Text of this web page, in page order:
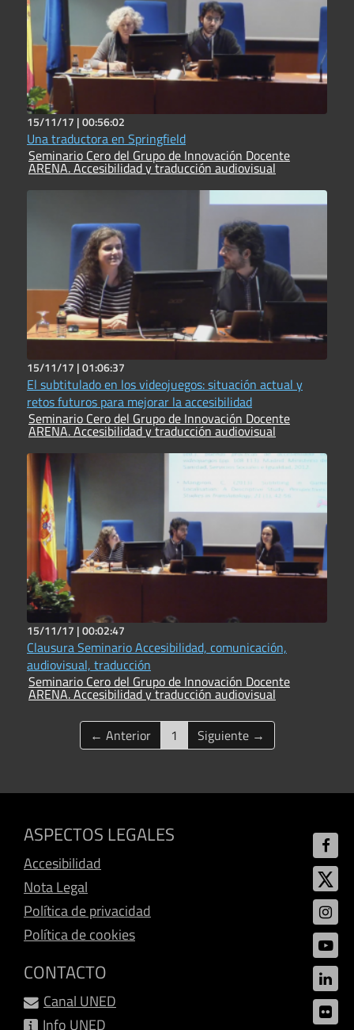
15/11/17 |00:56:02
Una traductora en Springfield
Seminario Cero del Grupo de Innovación Docente
ARENA. Accesibilidad y traducción audiovisual
15/11/17 |01:06:37
El subtitulado en los videojuegos: situación actual y
retos futuros para mejorar la accesibilidad
Seminario Cero del Grupo de Innovación Docente
ARENA. Accesibilidad y traducción audiovisual
15/11/17 |00:02:47
Clausura Seminario Accesibilidad, comunicación,
audiovisual, traducción
Seminario Cero del Grupo de Innovación Docente
ARENA. Accesibilidad y traducción audiovisual
← Anterior 1 (current)
Siguiente →
ASPECTOS LEGALES
Accesibilidad
Nota Legal
Política de privacidad
Política de cookies
CONTACTO
Canal UNED
Info UNED